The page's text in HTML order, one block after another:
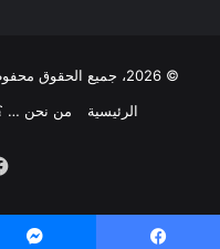
© 2026، جميع الحقوق محفوظة |
الرئيسية
من نحن …